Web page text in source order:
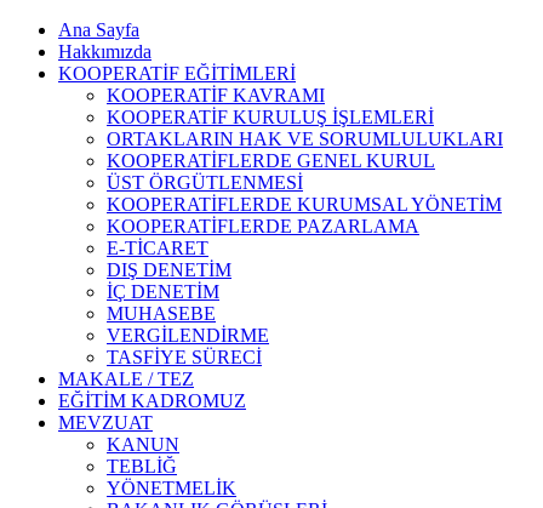
Ana Sayfa
Hakkımızda
KOOPERATİF EĞİTİMLERİ
KOOPERATİF KAVRAMI
KOOPERATİF KURULUŞ İŞLEMLERİ
ORTAKLARIN HAK VE SORUMLULUKLARI
KOOPERATİFLERDE GENEL KURUL
ÜST ÖRGÜTLENMESİ
KOOPERATİFLERDE KURUMSAL YÖNETİM
KOOPERATİFLERDE PAZARLAMA
E-TİCARET
DIŞ DENETİM
İÇ DENETİM
MUHASEBE
VERGİLENDİRME
TASFİYE SÜRECİ
MAKALE / TEZ
EĞİTİM KADROMUZ
MEVZUAT
KANUN
TEBLİĞ
YÖNETMELİK